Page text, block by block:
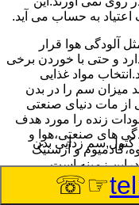
به حساب می آید.
آلودگی هوا قرار
و حتی با خوردن برخی
مواد غذایی
میزان سم را در بدن
از مات دنیای صنعتی
زنده را مورد هدف
های صنعتی،هوا و
و آرسنیک
دراین زمینه است.
کتول,سم زدایی بدن
☞☏